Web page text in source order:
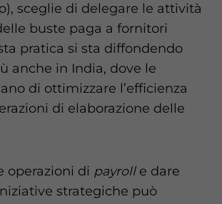
sceglie di delegare le attività
buste paga a fornitori
pratica si sta diffondendo
anche in India, dove le
di ottimizzare l’efficienza
di elaborazione delle
operazioni di payrolle dare
strategiche può